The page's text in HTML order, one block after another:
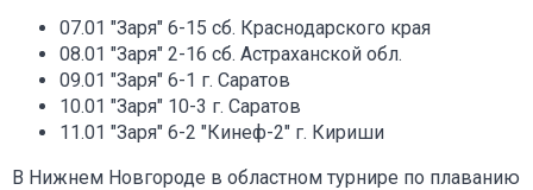
07.01 "Заря" 6-15 сб. Краснодарского края
08.01 "Заря" 2-16 сб. Астраханской обл.
09.01 "Заря" 6-1 г. Саратов
10.01 "Заря" 10-3 г. Саратов
11.01 "Заря" 6-2 "Кинеф-2" г. Кириши
В Нижнем Новгороде в областном турнире по плаванию